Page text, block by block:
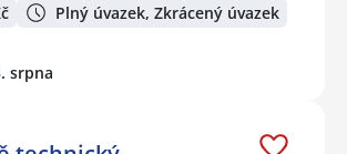
Plný úvazek, Zkrácený úvazek
srpna